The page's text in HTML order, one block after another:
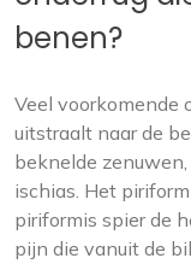
benen?
Veel voorkomende
uitstraalt naar de
beknelde
ischias. Het
piriformis spier de
pijn die vanuit de